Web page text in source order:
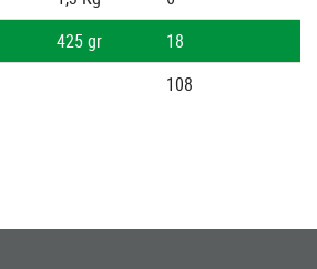
425 gr
18
108